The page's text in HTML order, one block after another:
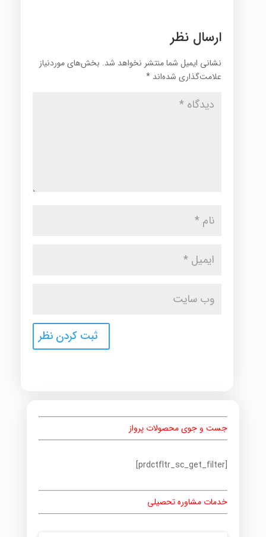
ارسال نظر
نشانی ایمیل شما منتشر نخواهد شد. بخش‌های موردنیاز
علامت‌گذاری شده‌اند *
جست و جوی محصولات پرواز
[prdctfltr_sc_get_filter]
خدمات مشاوره تحصیلی